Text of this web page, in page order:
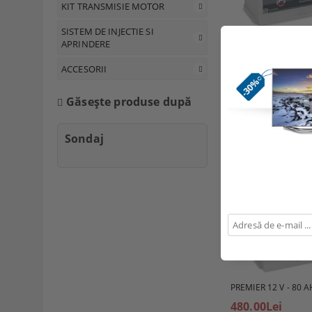
KIT TRANSMISIE MOTOR
SISTEM DE INJECTIE SI
APRINDERE
ACCESORII
Găseşte produse după
Sondaj
530.00Lei
PREMIER 12 V - 80
480.00Lei